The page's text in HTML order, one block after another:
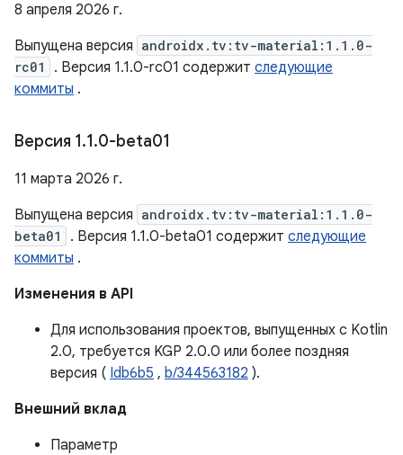
8 апреля 2026 г.
Выпущена версия androidx.tv:tv-material:1.1.0-
rc01
. Версия 1.1.0-rc01 содержит следующие
коммиты .
Версия 1.1.0-beta01
11 марта 2026 г.
Выпущена версия androidx.tv:tv-material:1.1.0-
beta01
. Версия 1.1.0-beta01 содержит следующие
коммиты .
Изменения в API
Для использования проектов, выпущенных с Kotlin
2.0, требуется KGP 2.0.0 или более поздняя
версия ( Idb6b5 , b/344563182 ).
Внешний вклад
Параметр